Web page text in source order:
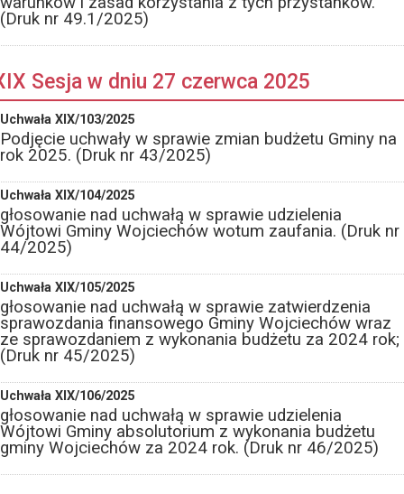
(Druk nr 49.1/2025)
Sesja w dniu 27 czerwca 2025
Uchwała XIX/103/2025
Podjęcie uchwały w sprawie zmian budżetu Gminy na
rok 2025. (Druk nr 43/2025)
Uchwała XIX/104/2025
głosowanie nad uchwałą w sprawie udzielenia
Wójtowi Gminy Wojciechów wotum zaufania. (Druk nr
44/2025)
Uchwała XIX/105/2025
głosowanie nad uchwałą w sprawie zatwierdzenia
sprawozdania finansowego Gminy Wojciechów wraz
ze sprawozdaniem z wykonania budżetu za 2024 rok;
(Druk nr 45/2025)
Uchwała XIX/106/2025
głosowanie nad uchwałą w sprawie udzielenia
Wójtowi Gminy absolutorium z wykonania budżetu
gminy Wojciechów za 2024 rok. (Druk nr 46/2025)